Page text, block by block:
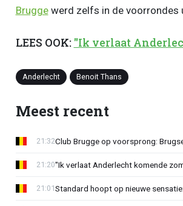
Bruggewerd zelfs in de voorrondes
LEES OOK: "Ik verlaat
Anderlecht Benoit Thans
Meest recent
Club Brugge op voorsprong:
21:32
"Ik verlaat Anderlecht komende
21:20
Standard hoopt op nieuwe
21:01